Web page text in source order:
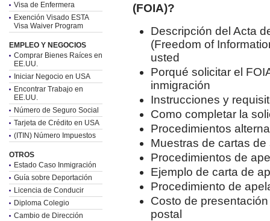
Visa de Enfermera
Exención Visado ESTA
Visa Waiver Program
EMPLEO Y NEGOCIOS
Comprar Bienes Raíces en
EE.UU.
Iniciar Negocio en USA
Encontrar Trabajo en
EE.UU.
Número de Seguro Social
Tarjeta de Crédito en USA
(ITIN) Número Impuestos
OTROS
Estado Caso Inmigración
Guía sobre Deportación
Licencia de Conducir
Diploma Colegio
Cambio de Dirección
(FOIA)?
Descripción del Acta
(Freedom of
usted
Porqué solicitar el
inmigración
Instrucciones y
Como completar la
Procedimientos
Muestras de cartas
Procedimientos de
Ejemplo de carta de
Procedimiento de
Costo de
postal